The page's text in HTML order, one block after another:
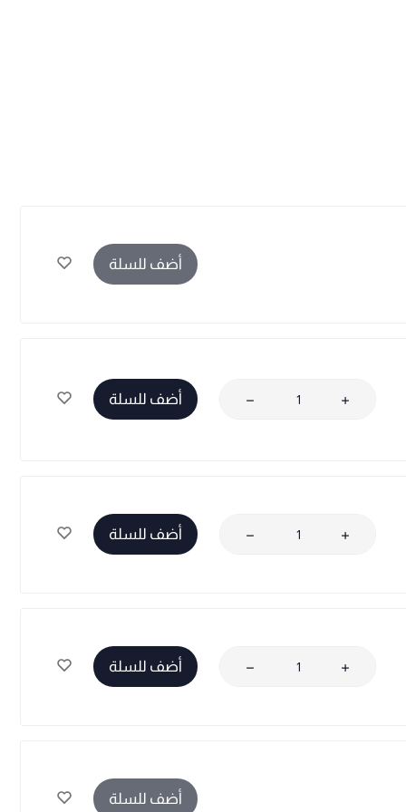
أضف للسلة
أضف للسلة
أضف للسلة
أضف للسلة
أضف للسلة